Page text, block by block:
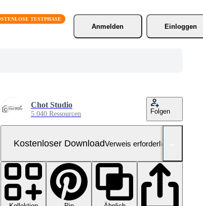
Anmelden
Einloggen
Chot Studio
5.040 Ressourcen Folgen
Kostenloser DownloadVerweis erforderlich